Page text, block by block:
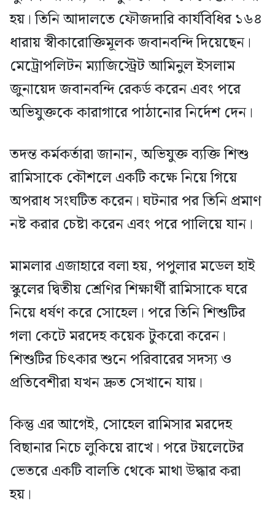
হয়। তিনি আদালতে ফৌজদারি কার্যবিধির ১৬৪
ধারায় স্বীকারোক্তিমূলক জবানবন্দি দিয়েছেন।
মেট্রোপলিটন ম্যাজিস্ট্রেট আমিনুল ইসলাম
জুনায়েদ জবানবন্দি রেকর্ড করেন এবং পরে
অভিযুক্তকে কারাগারে পাঠানোর নির্দেশ দেন।
তদন্ত কর্মকর্তারা জানান, অভিযুক্ত ব্যক্তি শিশু
রামিসাকে কৌশলে একটি কক্ষে নিয়ে গিয়ে
অপরাধ সংঘটিত করেন। ঘটনার পর তিনি প্রমাণ
নষ্ট করার চেষ্টা করেন এবং পরে পালিয়ে যান।
মামলার এজাহারে বলা হয়, পপুলার মডেল হাই
স্কুলের দ্বিতীয় শ্রেণির শিক্ষার্থী রামিসাকে ঘরে
নিয়ে ধর্ষণ করে সোহেল। পরে তিনি শিশুটির
গলা কেটে মরদেহ কয়েক টুকরো করেন।
শিশুটির চিৎকার শুনে পরিবারের সদস্য ও
প্রতিবেশীরা যখন দ্রুত সেখানে যায়।
কিন্তু এর আগেই, সোহেল রামিসার মরদেহ
বিছানার নিচে লুকিয়ে রাখে। পরে টয়লেটের
ভেতরে একটি বালতি থেকে মাথা উদ্ধার করা
হয়।